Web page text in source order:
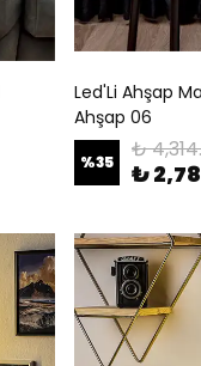
Led'Li Ahşap
Ahşap 06
%35 ₺
₺